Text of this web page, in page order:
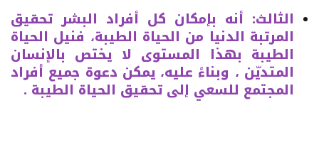
الثالث: أنه بإمكان كل أفراد البشر تحقيق
المرتبة الدنيا من الحياة الطيبة، فنيل الحياة
الطيبة بهذا المستوى لا يختص بالإنسان
المتديّن ، وبناءً عليه، يمكن دعوة جميع أفراد
المجتمع للسعي إلى تحقيق الحياة الطيبة .